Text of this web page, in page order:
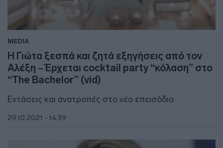
MEDIA
Η Γιώτα ξεσπά και ζητά εξηγήσεις από τον
Αλέξη – Έρχεται cocktail party “κόλαση” στο
“The Bachelor” (vid)
Εντάσεις και ανατροπές στο νέο επεισόδιο
29.10.2021 - 14:39